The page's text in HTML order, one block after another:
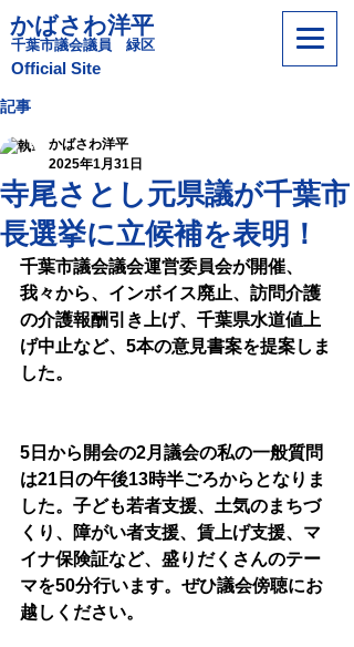
かばさわ洋平
​千葉市議会議員 緑区
​Official Site
記事
寺尾さとし元県議が千葉市
長選挙に立候補を表明！
かばさわ洋平
2025年1月31日
千葉市議会議会運営委員会が開催、
我々から、インボイス廃止、訪問介護
の介護報酬引き上げ、千葉県水道値上
げ中止など、5本の意見書案を提案しま
した。
5日から開会の2月議会の私の一般質問
は21日の午後13時半ごろからとなりま
した。子ども若者支援、土気のまちづ
くり、障がい者支援、賃上げ支援、マ
イナ保険証など、盛りだくさんのテー
マを50分行います。ぜひ議会傍聴にお
越しください。